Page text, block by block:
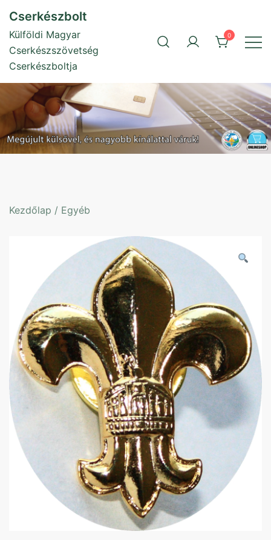
content
Cserkészbolt
Külföldi Magyar
Cserkészszövetség
Cserkészboltja
0
Kezdőlap / Egyéb